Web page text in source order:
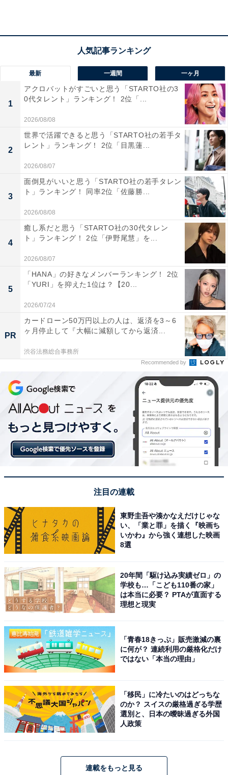
共通試験など含めて多大な努力をしてきた方が大半なの
で、尊敬しているため」（30代女性／埼玉県）、「文系
だから」（40代女性／埼玉県）といった声がありまし
た。
※回答者のコメントは原文ママです
20位までの全ランキング結果を見
東日本出身者が「お金持ち」だと思う大学ラン
キング！ 2位「青山学院大学」、1位は？
1 2
最新 一週間 一ヶ月
1
アクロバットがすごいと思う「STARTO社の3
0代タレント」ランキング！ 2位「...
2026/08/08
2
世界で活躍できると思う「STARTO社の若手タ
レント」ランキング！ 2位「目黒蓮...
2026/08/07
3
面倒見がいいと思う「STARTO社の若手タレン
ト」ランキング！ 同率2位「佐藤勝...
2026/08/08
4
癒し系だと思う「STARTO社の30代タレン
ト」ランキング！ 2位「伊野尾慧」を...
2026/08/07
5
「HANA」の好きなメンバーランキング！ 2位
「YURI」を抑えた1位は？【20...
2026/07/24
PR
カードローン50万円以上の人は、返済を3～6
ヶ月停止して『大幅に減額してから返済...
渋谷法務総合事務所
Recommended by
注目の連載
東野圭吾や湊かなえだけじゃな
い、「業と罪」を描く『映画ち
いかわ』から強く連想した映画
8選
20年間「駆け込み実績ゼロ」の
学校も…「こども110番の家」
は本当に必要？ PTAが直面する
理想と現実
「青春18きっぷ」販売激減の裏
に何が？ 連続利用の厳格化だけ
ではない「本当の理由」
「移民」に冷たいのはどっちな
のか？ スイスの厳格過ぎる学歴
選別と、日本の曖昧過ぎる外国
人政策
連載をもっと見る